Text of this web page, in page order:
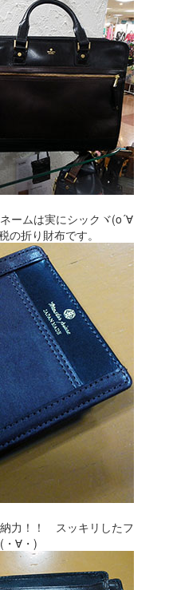
ームは実にシックヾ(o´∀
折り財布です。
力！！ スッキリしたフ
・∀・)